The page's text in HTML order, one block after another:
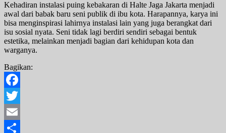
Kehadiran instalasi puing kebakaran di Halte Jaga Jakarta menjadi
awal dari babak baru seni publik di ibu kota. Harapannya, karya ini
bisa menginspirasi lahirnya instalasi lain yang juga berangkat dari
isu sosial nyata. Seni tidak lagi berdiri sendiri sebagai bentuk
estetika, melainkan menjadi bagian dari kehidupan kota dan
warganya.
Bagikan:
Facebook
Twitter
Email